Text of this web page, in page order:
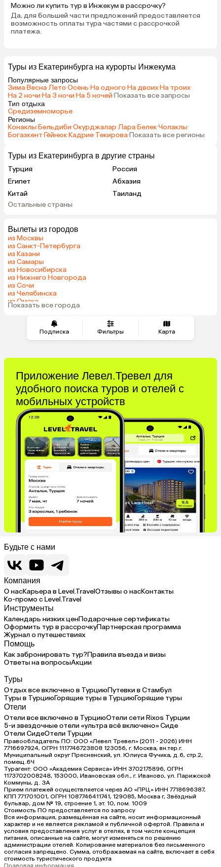
Подписка Фильтры Карта
Можно ли купить тур в Инжекум в рассрочку?
Да, для большей части предложений предоставляется
возможность оплаты тура частями с рассрочкой
платежа.
Туры из Екатеринбурга на курорты Инжекума
Популярные запросы
Зима·Весна·Лето·Осень·На одного·На двоих·На троих·
На 2 ночи·На 3 ночи·На 5 ночей·Показать все запросы
Тип отдыха
Средиземноморье
Регионы
Конаклы·Бельдиби·Окурджалар·Лара·Белек·Чолаклы·
Богазкент·Гёйнюк·Кадрие·Текирова·Показать все регионы
Туры из Екатеринбурга в другие страны
Турция
Россия
Египет
Абхазия
Китай
Таиланд
Вьетнам
Армения
Казахстан
Узбекистан
Сербия
Киргизия
Саудовская Аравия
Остальные страны
Вылеты из городов
из Москвы
из Санкт-Петербурга
из Казани
из Самары
из Новосибирска
из Нижнего Новгорода
из Сочи
из Челябинска
из Омска
из Красноярска
Показать все города
Приложение Левел.Тревел для
удобного поиска туров и отелей с
мобильных устройств
Будьте с нами
Компания
О насКарьера в Level.TravelОтзывы о насКонтакты
Ко-промо с Level.Travel
Инструменты
Календарь низких ценПодарочные сертификаты
Оформить тур в рассрочкуПартнерская программа
Журнал о путешествиях
Помощь
Как забронировать тур?Правила въезда и визы
Ответы на вопросыАкции
Туры
Отдых все включено в ТурциюПутевки в Стамбул
Туры в ТурциюГорящие туры в ТурциюГорящие туры
Отели
Отели все включено в ТурциюОтели сети Rixos Турции
5-и звездочные отели «ультра всё включено» Сиде
Отели СидеОтели Турции
Правообладатель ПО: ООО «Левел Тревел» (2011 - 2026) ИНН
7716697924, ОГРН 1117746723808 123056, г. Москва, вн.тер.г.
Муниципальный округ Пресненский, ул. Юлиуса Фучика, д.6, стр.2,
помещ.6Ч
Турагент: ООО «Академия Сервиса» ИНН 3702175896, ОГРН
1173702008248, 153000, Ивановская обл., г. Иваново, ул. Парижской
Коммуны, д. ЗА
Прием платежей осуществляется через АО «ПРЦ» ИНН 7718696387,
КПП 771701001, ОГРН 1087746411741, 129085, Москва г, Звёздный
бульвар, дом № 19, строение 1, эт. 10, пом. 1009
Стоимость ПО предоставляется по запросу
Вся информация, размещённая на сайте, носит информационный
характер и не является рекламой и публичной офертой. Правила и
условия предоставления услуг в отелях, в том числе концепция
питания, описанные на сайте, могут изменяться по решению
администрации отелей. Копирование материалов без письменного
согласия запрещено. Сумма, отображаемая на сайте, включает в себя
стоимость туристического продукта
Правовая информация